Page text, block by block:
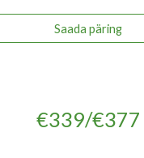
Saada päring
€339/€377